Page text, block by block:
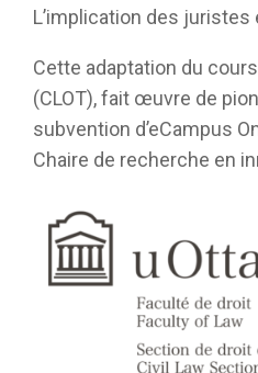
L’implication des
Cette adaptation du
(CLOT), fait œuvre de
subvention d’eCampus
Chaire de recherche en